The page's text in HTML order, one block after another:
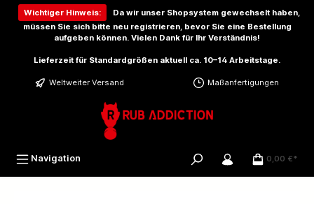
springen
Wichtiger Hinweis:
Da wir unser Shopsystem gewechselt haben,
müssen Sie sich bitte neu registrieren, bevor Sie eine Bestellung
aufgeben können. Vielen Dank für Ihr Verständnis!
Lieferzeit für Standardgrößen aktuell ca. 10–14 Arbeitstage.
Weltweiter Versand Maßanfertigungen
Navigation 0,00 €*